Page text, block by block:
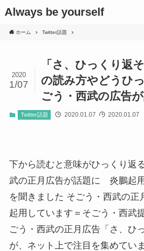
Always be yourself
ホーム Twitter話題
「さ、ひっくり返
の読み方やどうひ
ごう・西武の広告
2020
1/07
Twitter話題 2020.01.07 2020.01.07
下から読むと意味がひっくり
武の正月広告が話題に 炎鵬起
を聞きました そごう・西武の正
起用しています＝そごう・西
ごう・西武の正月広告「さ、ひ
が、ネット上で注目を集めてい